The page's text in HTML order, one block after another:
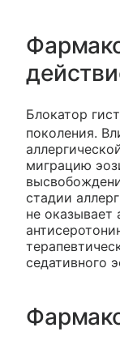
Блокатор
поколения.
миграцию
стадии
не оказывает
седативного